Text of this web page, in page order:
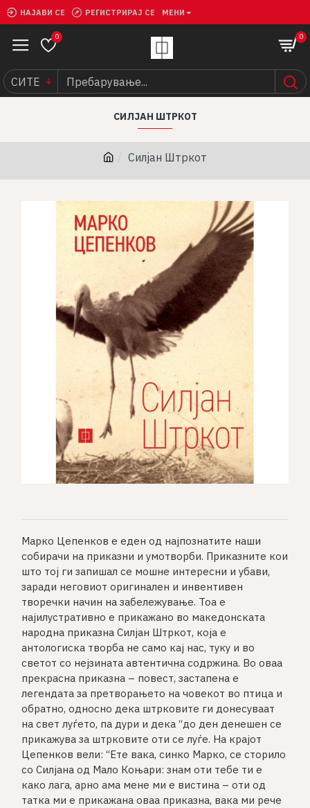
НАЈАВИ СЕ РЕГИСТРИРАЈ СЕ МЕНИ
0 0
СИТЕ
Силјан Штркот
СИЛЈАН ШТРКОТ
Марко Цепенков е еден од најпознатите наши
собирачи на приказни и умотворби. Приказните кои
што тој ги запишал се мошне интересни и убави,
заради неговиот оригинален и инвентивен
творечки начин на забележување. Тоа е
најилустративно е прикажано во македонската
народна приказна Силјан Штркот, која е
антологиска творба не само кај нас, туку и во
светот со нејзината автентична содржина. Во оваа
прекрасна приказна – повест, застапена е
легендата за претворањето на човекот во птица и
обратно, односно дека штрковите ги донесуваат
на свет луѓето, па дури и дека “до ден денешен се
прикажува за штрковите оти се луѓе. На крајот
Цепенков вели: “Ете вака, синко Марко, се сторило
со Силјана од Мало Коњари: знам оти тебе ти е
како лага, арно ама мене ми е вистина – оти од
татка ми е прикажана оваа приказна, вака ми рече